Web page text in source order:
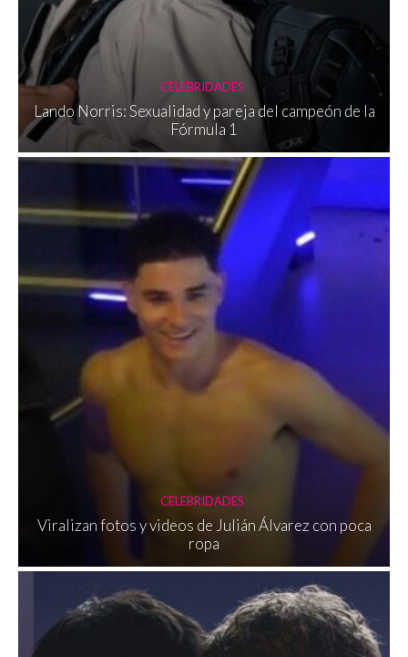
CELEBRIDADES
Lando Norris: Sexualidad y pareja del campeón de la
Fórmula 1
CELEBRIDADES
Viralizan fotos y videos de Julián Álvarez con poca
ropa